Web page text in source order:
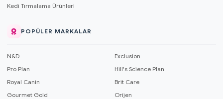
Kedi Tırmalama Ürünleri
POPÜLER MARKALAR
N&D
Exclusion
Pro Plan
Hill's Science Plan
Royal Canin
Brit Care
Gourmet Gold
Orijen